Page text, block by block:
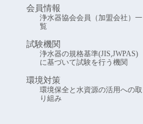
会員情報
浄水器協会会員（加盟会社）一
覧
試験機関
浄水器の規格基準(JIS,JWPAS)
に基づいて試験を行う機関
環境対策
環境保全と水資源の活用への取
り組み